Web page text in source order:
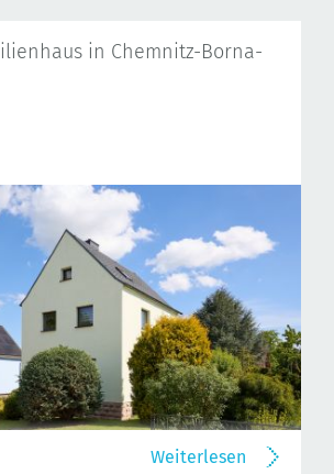
in Chemnitz-Borna-
Weiterlesen